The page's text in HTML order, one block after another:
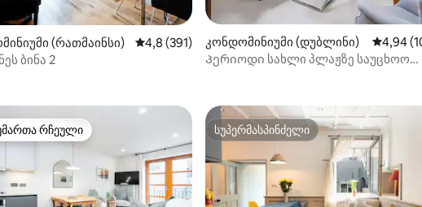
4,92, 132 მიმოხილვა
(რათმაინსი) საშუალო შეფასებაა 5‑დან 4,8, 391 მიმოხილვა
4,8 (391)
ბინა 2
კონდომინიუმი (დუბლინი)
4,94
Პერიოდი სახლი პლაჟზე საუცხოო
რჩეული მოწინავე ვარიანტი
რჩეული სუპერმასპინძელი
სუპერმასპინძელი